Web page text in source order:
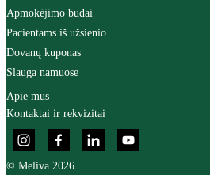
Apmokėjimo būdai
Pacientams iš užsienio
Dovanų kuponas
Slauga namuose
Apie mus
Kontaktai ir rekvizitai
© Meliva 2026